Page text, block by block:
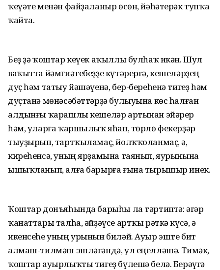
ҡеүәте менән файҙаланыр өсөн, йәһәтерәк тупҡа
ҡайта.
Беҙ ҙә ҡоштар кеүек аҡыллы булһаҡ икән. Шул
ваҡытта йәмғиәтебеҙҙе күтәрергә, кешеләрҙең
дуҫ һәм татыу йәшәүенә, бер-береһенә тигеҙ һәм
дуҫтанә мөнәсәбәттәрҙә булыуына көс һалған
алдынғы ҡарашлы кешеләр артынан эйәрер
һәм, уларға ҡаршылыҡ яһап, төрлө фекерҙәр
тыуҙырып, тартҡыламаҫ, йолҡҡоланмаҫ, ә,
киреһенсә, уның ярҙамына таянып, яурынына
ышыҡланып, алға барырға ғына тырышыр инек.
Ҡоштар донъяһында барыһы ла тәртиптә: әгәр
ҡанаттары талһа, әйҙәүсе артҡы рәткә күсә, ә
икенсеһе уның урынын биләй. Ауыр эште бит
алмаш-тилмәш эшләгәндә, ул еңелләшә. Тимәк,
ҡоштар ауырлыҡты тигеҙ бүлешә белә. Берәүгә